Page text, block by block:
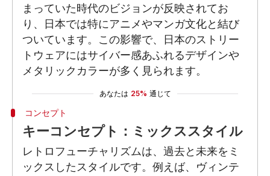
まっていた時代のビジョンが反映されてお
り、日本では特にアニメやマンガ文化と結び
ついています。この影響で、日本のストリー
トウェアにはサイバー感あふれるデザインや
メタリックカラーが多く見られます。
あなたは 25% 通じて
コンセプト
キーコンセプト：ミックススタイル
レトロフューチャリズムは、過去と未来をミ
ックスしたスタイルです。例えば、ヴィンテ